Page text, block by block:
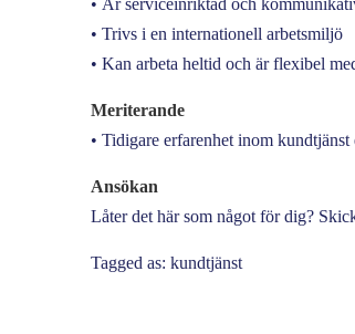
• Är serviceinriktad och
• Trivs i en internationell arbetsmiljö
• Kan arbeta heltid och är flexibel
Meriterande
• Tidigare erfarenhet inom
Ansökan
Låter det här som något för dig?
Tagged as: kundtjänst